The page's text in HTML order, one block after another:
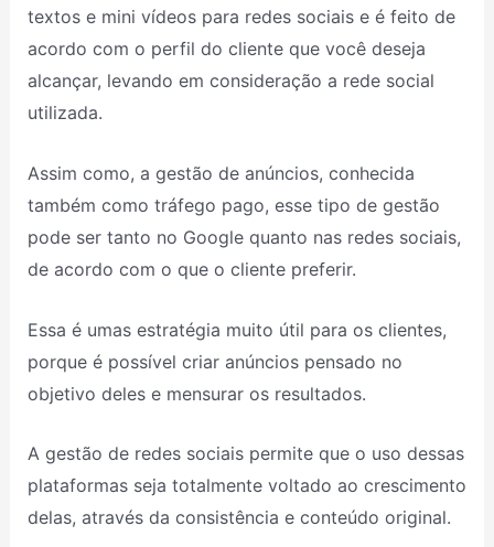
textos e mini vídeos para redes sociais e é feito de
acordo com o perfil do cliente que você deseja
alcançar, levando em consideração a rede social
utilizada.
Assim como, a gestão de anúncios, conhecida
também como tráfego pago, esse tipo de gestão
pode ser tanto no Google quanto nas redes sociais,
de acordo com o que o cliente preferir.
Essa é umas estratégia muito útil para os clientes,
porque é possível criar anúncios pensado no
objetivo deles e mensurar os resultados.
A gestão de redes sociais permite que o uso dessas
plataformas seja totalmente voltado ao crescimento
delas, através da consistência e conteúdo original.